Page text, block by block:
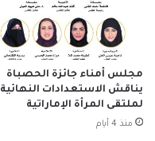
مجلس أمناء جائزة الحصباة
يناقش الاستعدادات النهائية
لملتقى المرأة الإماراتية
منذ 4 أيام